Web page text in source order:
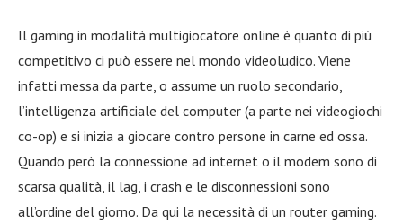
Il gaming in modalità multigiocatore online è quanto di più
competitivo ci può essere nel mondo videoludico. Viene
infatti messa da parte, o assume un ruolo secondario,
l’intelligenza artificiale del computer (a parte nei videogiochi
co-op) e si inizia a giocare contro persone in carne ed ossa.
Quando però la connessione ad internet o il modem sono di
scarsa qualità, il lag, i crash e le disconnessioni sono
all’ordine del giorno. Da qui la necessità di un router gaming.